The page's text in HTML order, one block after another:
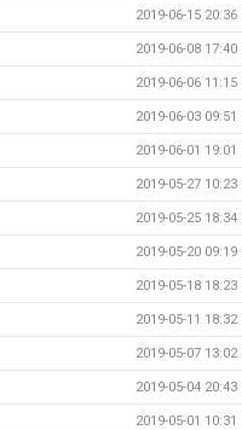
2019-06-15 20:36
2019-06-08 17:40
2019-06-06 11:15
2019-06-03 09:51
2019-06-01 19:01
2019-05-27 10:23
2019-05-25 18:34
2019-05-20 09:19
2019-05-18 18:23
2019-05-11 18:32
2019-05-07 13:02
2019-05-04 20:43
2019-05-01 10:31